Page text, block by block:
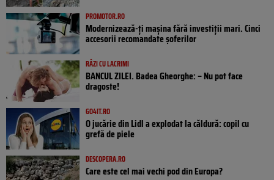
PROMOTOR.RO
Modernizează-ți mașina fără investiții mari. Cinci
accesorii recomandate șoferilor
RÂZI CU LACRIMI
BANCUL ZILEI. Badea Gheorghe: – Nu pot face
dragoste!
GO4IT.RO
O jucărie din Lidl a explodat la căldură: copil cu
grefă de piele
DESCOPERA.RO
Care este cel mai vechi pod din Europa?